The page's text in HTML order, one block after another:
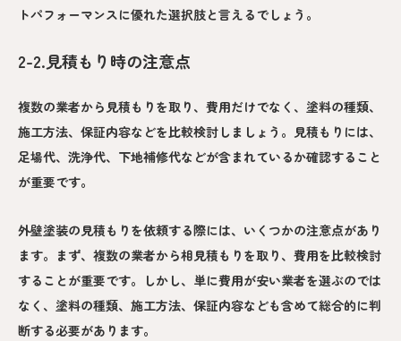
トパフォーマンスに優れた選択肢と言えるでしょう。
2-2.見積もり時の注意点
複数の業者から見積もりを取り、費用だけでなく、塗料の種類、
施工方法、保証内容などを比較検討しましょう。見積もりには、
足場代、洗浄代、下地補修代などが含まれているか確認すること
が重要です。
外壁塗装の見積もりを依頼する際には、いくつかの注意点があり
ます。まず、複数の業者から相見積もりを取り、費用を比較検討
することが重要です。しかし、単に費用が安い業者を選ぶのでは
なく、塗料の種類、施工方法、保証内容なども含めて総合的に判
断する必要があります。